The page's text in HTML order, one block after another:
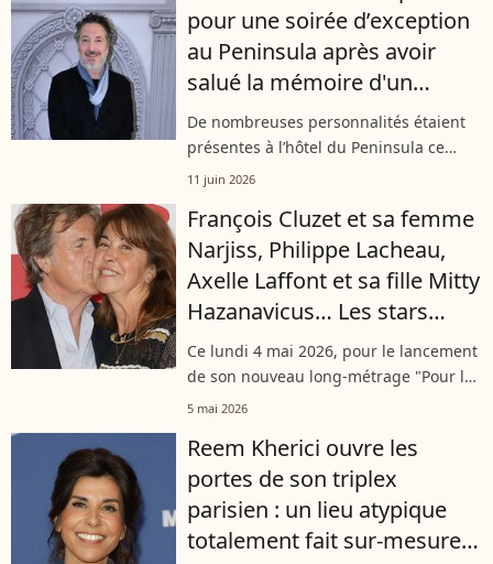
pour une soirée d’exception
au Peninsula après avoir
salué la mémoire d'un
membre de sa famille
De nombreuses personnalités étaient
présentes à l’hôtel du Peninsula ce
mercredi 10 juin à l’occasion de la
rooftop. Parmi elles, on peut
notamment...
11 juin 2026
François Cluzet et sa femme
Narjiss, Philippe Lacheau,
Axelle Laffont et sa fille Mitty
Hazanavicus… Les stars
étaient nombreuses à
l'avant-première du film
Pour le plaisir !
Ce lundi 4 mai 2026, pour le lancement
de son nouveau long-métrage "Pour le
plaisir", Reem Kherici a transformé le
un véritable défilé de complicité....
5 mai 2026
Reem Kherici ouvre les
portes de son triplex
parisien : un lieu atypique
totalement fait sur-mesure